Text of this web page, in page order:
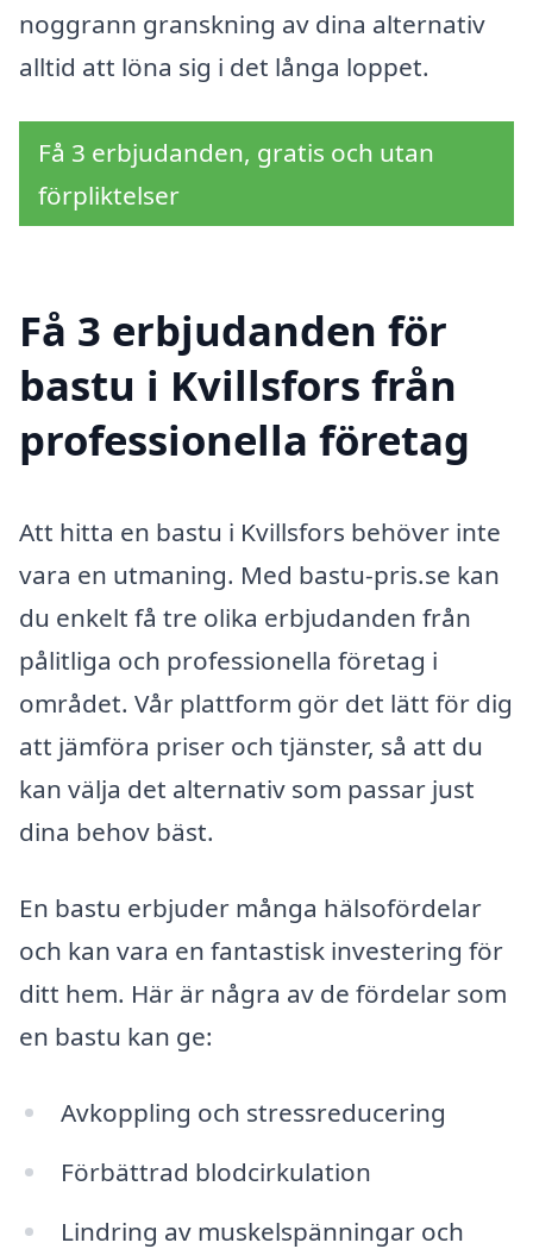
noggrann granskning av dina alternativ
alltid att löna sig i det långa loppet.
Få 3 erbjudanden, gratis och utan
förpliktelser
Få 3 erbjudanden för
bastu i Kvillsfors från
professionella företag
Att hitta en bastu i Kvillsfors behöver inte
vara en utmaning. Med bastu-pris.se kan
du enkelt få tre olika erbjudanden från
pålitliga och professionella företag i
området. Vår plattform gör det lätt för dig
att jämföra priser och tjänster, så att du
kan välja det alternativ som passar just
dina behov bäst.
En bastu erbjuder många hälsofördelar
och kan vara en fantastisk investering för
ditt hem. Här är några av de fördelar som
en bastu kan ge:
Avkoppling och stressreducering
Förbättrad blodcirkulation
Lindring av muskelspänningar och